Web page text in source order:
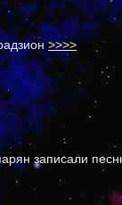
>>>>
записали